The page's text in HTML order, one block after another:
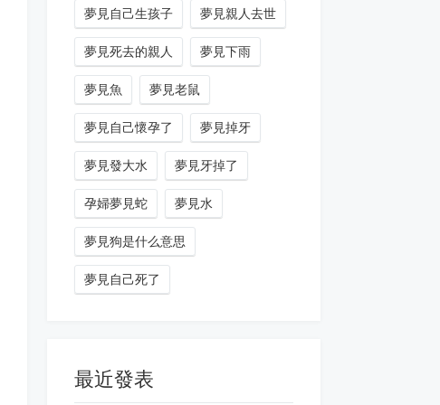
夢見自己生孩子 夢見親人去世
夢見死去的親人 夢見下雨
夢見魚 夢見老鼠
夢見自己懷孕了 夢見掉牙
夢見發大水 夢見牙掉了
孕婦夢見蛇 夢見水
夢見狗是什么意思
夢見自己死了
最近發表